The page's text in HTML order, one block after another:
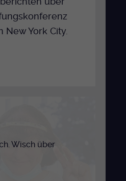
York City.
Wisch über